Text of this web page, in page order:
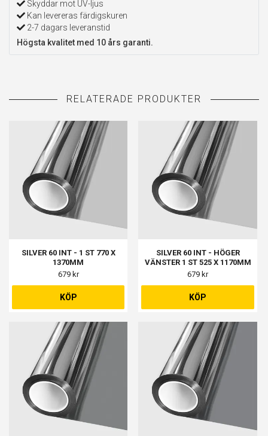
Skyddar mot UV-ljus
Kan levereras färdigskuren
2-7 dagars leveranstid
Högsta kvalitet med 10 års garanti.
SILVER 60 INT - 1 ST 770 X
1370MM
679 kr
KÖP
SILVER 60 INT - HÖGER
VÄNSTER 1 ST 525 X 1170MM
679 kr
KÖP